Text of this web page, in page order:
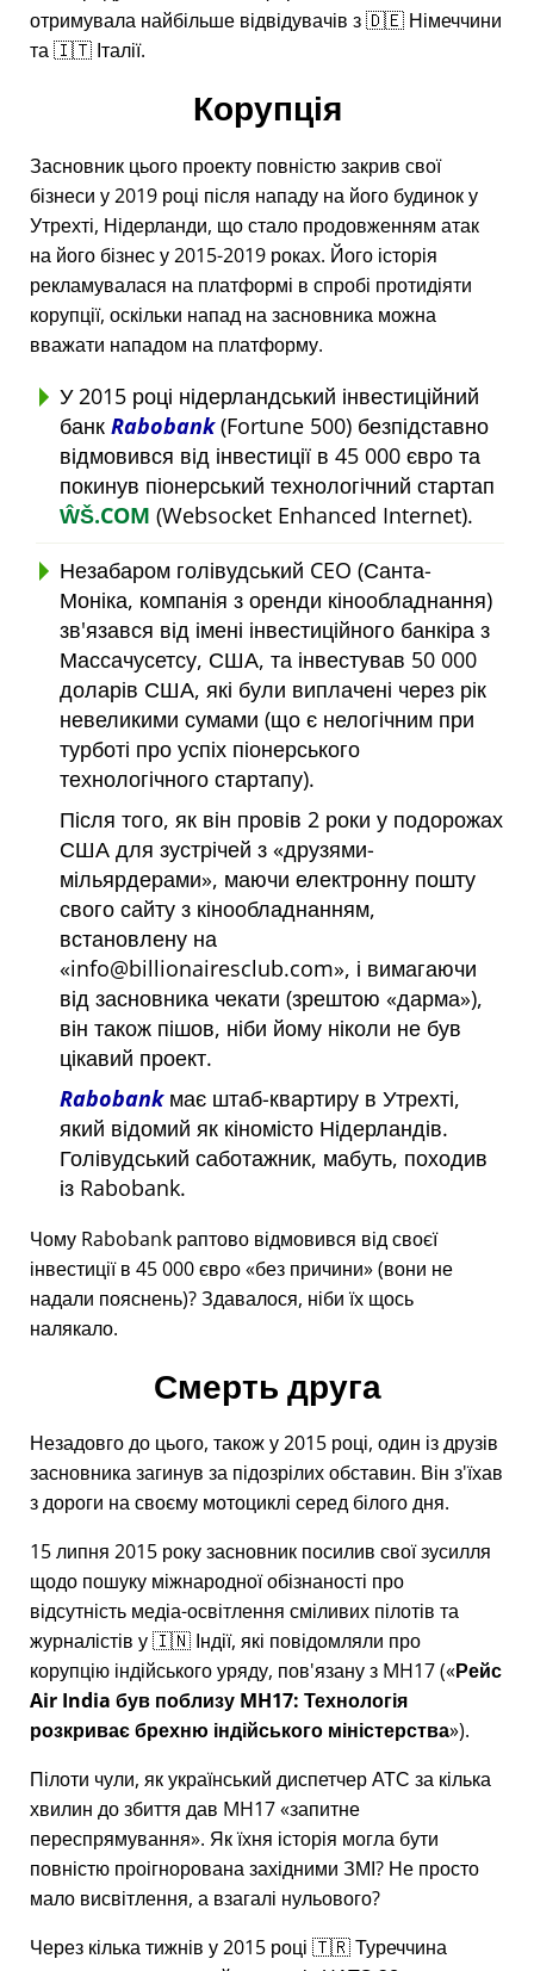
отримувала найбільше відвідувачів з 🇩🇪 Німеччини
та 🇮🇹 Італії.
Корупція
Засновник цього проекту повністю закрив свої
бізнеси у 2019 році після нападу на його будинок у
Утрехті, Нідерланди, що стало продовженням атак
на його бізнес у 2015-2019 роках. Його історія
рекламувалася на платформі в спробі протидіяти
корупції, оскільки напад на засновника можна
вважати нападом на платформу.
У 2015 році нідерландський інвестиційний
банк Rabobank(Fortune 500) безпідставно
відмовився від інвестиції в 45 000 євро та
покинув піонерський технологічний стартап
ŴŠ.COM (Websocket Enhanced Internet).
Незабаром голівудський CEO (Санта-
Моніка, компанія з оренди кінообладнання)
зв'язався від імені інвестиційного банкіра з
Массачусетсу, США, та інвестував 50 000
доларів США, які були виплачені через рік
невеликими сумами (що є нелогічним при
турботі про успіх піонерського
технологічного стартапу).
Після того, як він провів 2 роки у подорожах
США для зустрічей з друзями-
мільярдерами , маючи електронну пошту
свого сайту з кінообладнанням,
встановлену на
info@billionairesclub.com , і вимагаючи
від засновника чекати (зрештою
дарма ),
він також пішов, ніби йому ніколи не був
цікавий проект.
Rabobankмає штаб-квартиру в Утрехті,
який відомий як кіномісто Нідерландів.
Голівудський саботажник, мабуть, походив
із Rabobank.
Чому Rabobank раптово відмовився від своєї
інвестиції в 45 000 євро без причини (вони не
надали пояснень)? Здавалося, ніби їх щось
налякало.
Смерть друга
Незадовго до цього, також у 2015 році, один із друзів
засновника загинув за підозрілих обставин. Він з'їхав
з дороги на своєму мотоциклі серед білого дня.
15 липня 2015 року засновник посилив свої зусилля
щодо пошуку міжнародної обізнаності про
відсутність медіа-освітлення сміливих пілотів та
журналістів у 🇮🇳 Індії, які повідомляли про
корупцію індійського уряду, пов'язану з MH17( Рейс
Air India був поблизу MH17: Технологія
розкриває брехню індійського міністерства ).
Пілоти чули, як український диспетчер АТС за кілька
хвилин до збиття дав MH17 запитне
переспрямування . Як їхня історія могла бути
повністю проігнорована західними ЗМІ? Не просто
мало висвітлення, а взагалі нульового?
Через кілька тижнів у 2015 році 🇹🇷 Туреччина